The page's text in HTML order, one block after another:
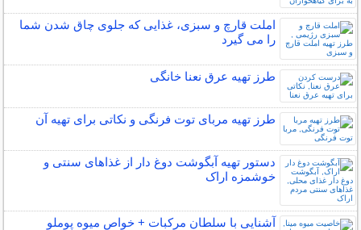
املت قارچ و سبزی، غذایی که جلوی چاق شدن شما
را می گیرد
طرز تهیه عرق نعنا خانگی
طرز تهیه مربای توت فرنگی و نکاتی برای تهیه آن
دستور تهیه آبگوشت دوغ دار از غذاهای سنتی و
خوشمزه اراک
آشنایی با سلطان مرکبات + خواص میوه پوملو